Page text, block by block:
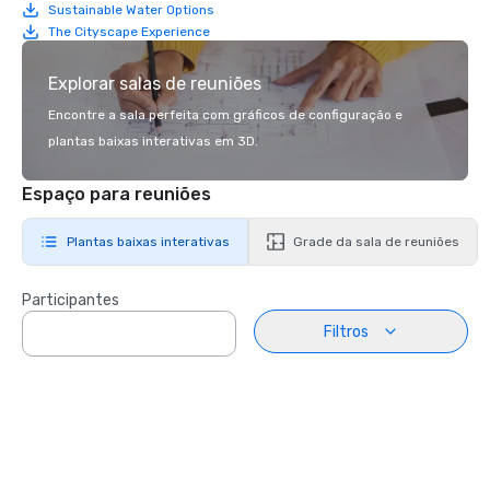
Sustainable Water Options
The Cityscape Experience
Explorar salas de reuniões
Encontre a sala perfeita com gráficos de configuração e
plantas baixas interativas em 3D.
Espaço para reuniões
Plantas baixas interativas Grade da sala de reuniões
Participantes
Filtros